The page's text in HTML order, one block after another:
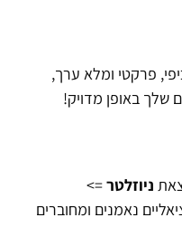
פרקטי ומלא ערך,
שלך באופן מדויק!
ניוזלטר=>
נאמנים ומחוברים